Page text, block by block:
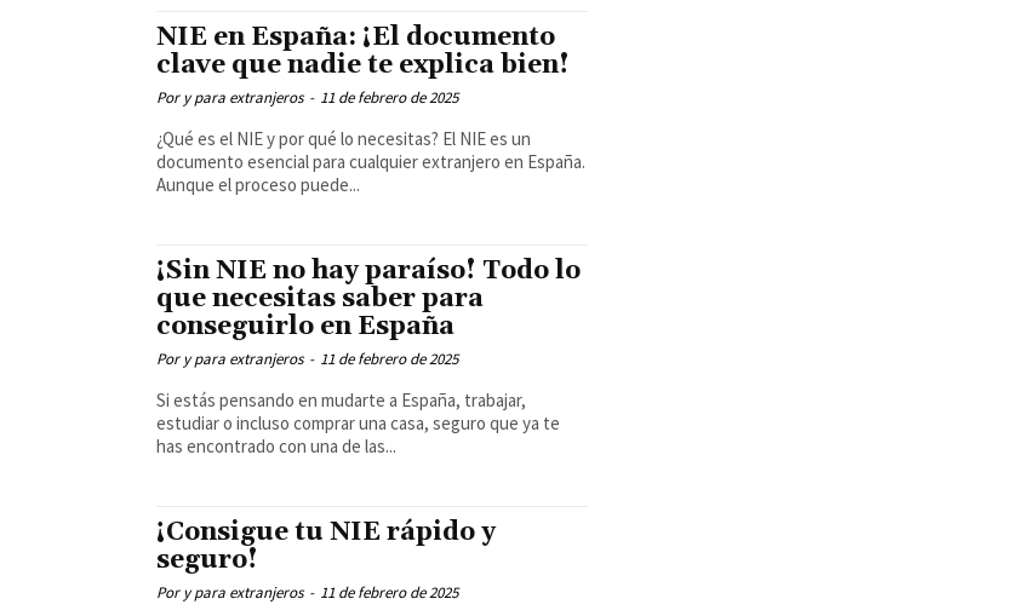
NIE en España: ¡El documento
clave que nadie te explica bien!
Por y para extranjeros - 11 de febrero de 2025
¿Qué es el NIE y por qué lo necesitas? El NIE es un
documento esencial para cualquier extranjero en España.
Aunque el proceso puede...
¡Sin NIE no hay paraíso! Todo lo
que necesitas saber para
conseguirlo en España
Por y para extranjeros - 11 de febrero de 2025
Si estás pensando en mudarte a España, trabajar,
estudiar o incluso comprar una casa, seguro que ya te
has encontrado con una de las...
¡Consigue tu NIE rápido y
seguro!
Por y para extranjeros - 11 de febrero de 2025